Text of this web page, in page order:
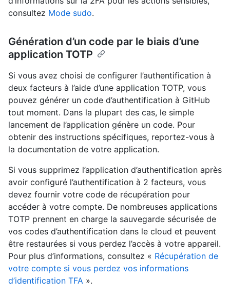
consultez Mode sudo.
Génération d’un code par le biais d’une
application TOTP
Si vous avez choisi de configurer l’authentification à
deux facteurs à l’aide d’une application TOTP, vous
pouvez générer un code d’authentification à GitHub
tout moment. Dans la plupart des cas, le simple
lancement de l’application génère un code. Pour
obtenir des instructions spécifiques, reportez-vous à
la documentation de votre application.
Si vous supprimez l’application d’authentification après
avoir configuré l’authentification à 2 facteurs, vous
devez fournir votre code de récupération pour
accéder à votre compte. De nombreuses applications
TOTP prennent en charge la sauvegarde sécurisée de
vos codes d’authentification dans le cloud et peuvent
être restaurées si vous perdez l’accès à votre appareil.
Pour plus d’informations, consultez « Récupération de
votre compte si vous perdez vos informations
d’identification TFA ».